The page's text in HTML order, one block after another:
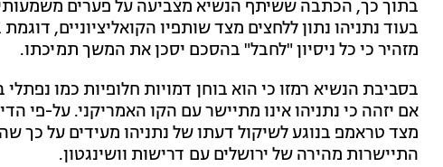
בתוך כך, הכתבה ששיתף הנשיא מצביעה על פערים
בעוד נתניהו נתון ללחצים מצד שותפיו הקואליציוניים,
מזהיר כי כל ניסיון "לחבל" בהסכם יסכן את המשך תמיכתו.
בסביבת הנשיא רמזו כי הוא בוחן דמויות חלופיות כמו
אם יזהה כי נתניהו אינו מתיישר עם הקו האמריקני. על-פי
מצד טראמפ בנוגע לשיקול דעתו של נתניהו מעידים על כך
התיישרות מהירה של ירושלים עם דרישות וושינגטון.